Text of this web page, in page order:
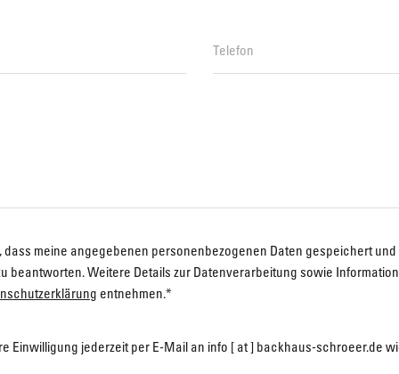
dass meine angegebenen personenbezogenen Daten gespeichert
beantworten. Weitere Details zur Datenverarbeitung sowie
entnehmen.*
Einwilligung jederzeit per E-Mail an info [ at ] backhaus-schroeer.de